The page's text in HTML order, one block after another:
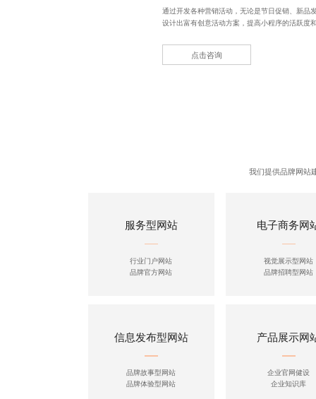
通过开发各种营销活动，无论是节日促销、新品
设计出富有创意活动方案，提高小程序的活跃度
点击咨询
我们提供品牌网站
服务型网站
行业门户网站
品牌官方网站
电子商务网
视觉展示型网站
品牌招聘型网站
信息发布型网站
品牌故事型网站
品牌体验型网站
产品展示网
企业官网健设
企业知识库